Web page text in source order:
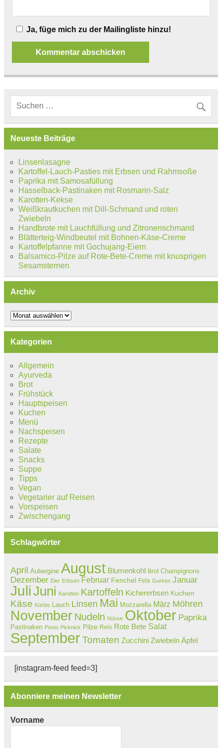
Ja, füge mich zu der Mailingliste hinzu!
Neueste Beiträge
Linsenlasagne
Kartoffel-Lauch-Pasties mit Erbsen und Rahmsoße
Paprika mit Samosafüllung
Hasselback-Pastinaken mit Rosmarin-Salz
Karotten-Kekse
Weißkrautkuchen mit Dill-Schmand und roten
Zwiebeln
Handbrote mit Lauchfüllung und Zitronenschmand
Blätterteig-Windbeutel mit Bohnen-Käse-Creme
Kartoffelpfanne mit Gochujang-Eiern
Balsamico-Pilze auf Rote-Bete-Creme mit knusprigen
Sesamsternen
Archiv
Archiv
Kategorien
Allgemein
Ayurveda
Brot
Frühstück
Hauptspeisen
Kuchen
Menü
Nachspeisen
Rezepte
Salate
Snacks
Suppe
Tipps
Vegan
Vegetarier auf Reisen
Vorspeisen
Zwischengang
Schlagwörter
April Aubergine August Blumenkohl Brot Champignons
Dezember Eier Erbsen Februar Fenchel Feta Gurken Januar
JuliJuni Karotten Kartoffeln Kichererbsen Kuchen
Käse Kürbis Lauch Linsen Mai Mozzarella März Möhren
November Nudeln Nüsse Oktober Paprika
Pastinaken Pesto Picknick Pilze Reis Rote Bete Salat
September Tomaten Zucchini Zwiebeln Äpfel
[instagram-feed feed=3]
Abonniere meinen Newsletter
Vorname